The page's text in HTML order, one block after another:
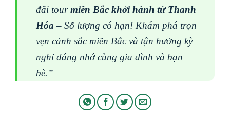
đãi tourmiền Bắc khởi hành từ Thanh
Hóa – Số lượng có hạn! Khám phá trọn
vẹn cảnh sắc miền Bắc và tận hưởng kỳ
nghỉ đáng nhớ cùng gia đình và bạn
bè.”